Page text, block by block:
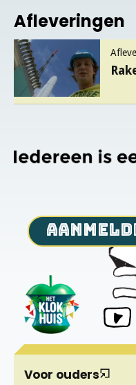
Afleveringen
Voor ouders